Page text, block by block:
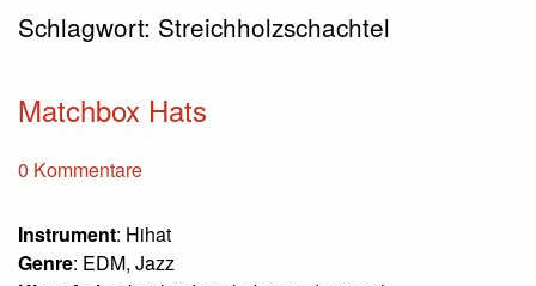
Schlagwort: Streichholzschachtel
Matchbox Hats
0 Kommentare
Instrument: Hihat
Genre: EDM, Jazz